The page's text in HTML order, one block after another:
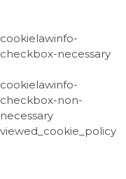
cookielawinfo-
checkbox-necessary
cookielawinfo-
checkbox-non-
necessary
viewed_cookie_policy